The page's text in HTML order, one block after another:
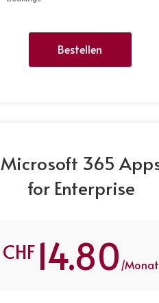
Bestellen
Microsoft 365
for Enterprise
CHF 14.80 /Monat